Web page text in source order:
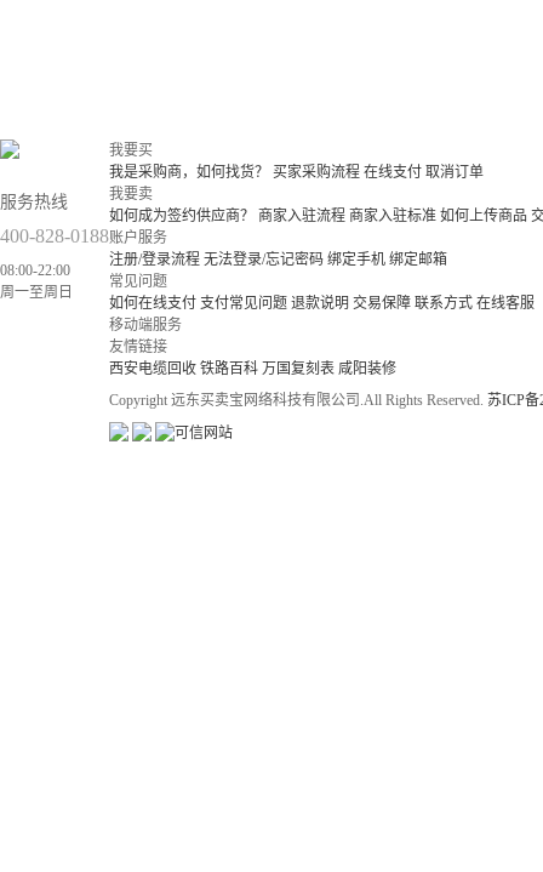
服务热线
400-828-0188
08:00-22:00
周一至周日
我要买
我是采购商，如何找货？
买家采购流程 在线支付 取消订单
我要卖
如何成为签约供应商？
商家入驻流程 商家入驻标准 如何上传商品
账户服务
注册/登录流程 无法登录/忘记密码 绑定手机 绑定邮箱
常见问题
如何在线支付 支付常见问题 退款说明 交易保障 联系方式 在线客服
移动端服务
友情链接
西安电缆回收 铁路百科 万国复刻表 咸阳装修
Copyright 远东买卖宝网络科技有限公司.All Rights Reserved. 苏ICP备